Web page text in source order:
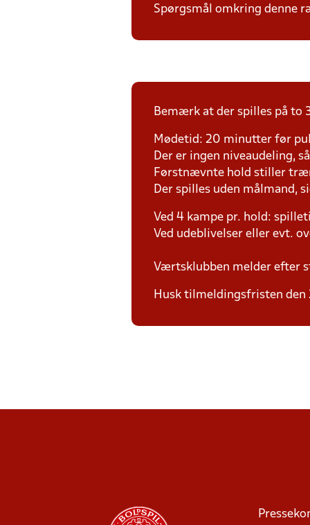
Spørgsmål omkring denne
Bemærk at der spilles på to
Mødetid: 20 minutter før
Der er ingen niveaudeling,
Førstnævnte hold stiller
Der spilles uden målmand,
Ved 4 kampe pr. hold:
Ved udeblivelser eller evt.
Værtsklubben melder efter
Husk tilmeldingsfristen den